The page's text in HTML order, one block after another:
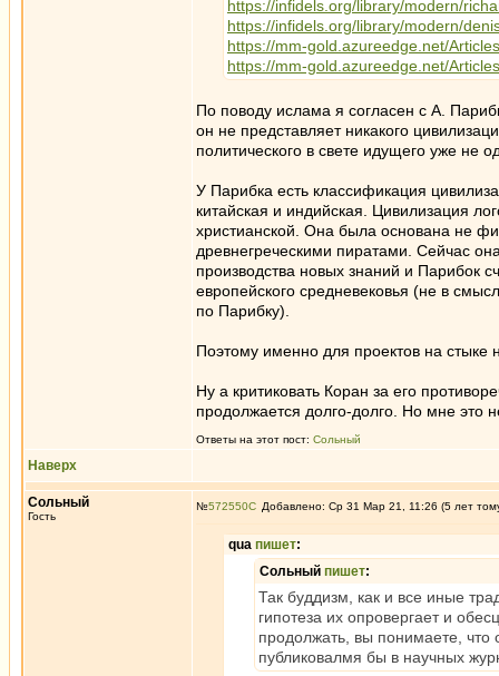
https://infidels.org/library/modern/
https://infidels.org/library/modern/
https://mm-gold.azureedge.net/
https://mm-gold.azureedge.net/
По поводу ислама я согласен с А.
он не представляет никакого
политического в свете идущего уже не
У Парибка есть классификация
китайская и индийская. Цивилизация
христианской. Она была основана не
древнегреческими пиратами. Сейчас
производства новых знаний и Парибок
европейского средневековья (не в
по Парибку).
Поэтому именно для проектов на стыке
Ну а критиковать Коран за его
продолжается долго-долго. Но мне это
Ответы на этот пост: Сольный
Наверх
Сольный
Гость
№572550 Добавлено: Ср 31 Мар 21, 11:26 (5 лет
qua пишет:
Сольный пишет:
Так буддизм, как и все иные
гипотеза их опровергает и
продолжать, вы понимаете,
публиковалмя бы в научных